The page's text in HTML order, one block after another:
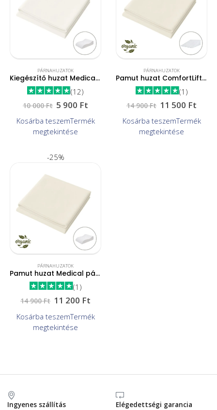
PÁRNAHUZATOK
Kiegészítő huzat Medical párnához
(12)
10 000Ft 5 900 Ft
Kosárba teszemTermék
megtekintése
PÁRNAHUZATOK
Pamut huzat ComfortLift párnához
(1)
14 900Ft 11 500 Ft
Kosárba teszemTermék
megtekintése
-25%
PÁRNAHUZATOK
Pamut huzat Medical párnához
(1)
14 900Ft 11 200 Ft
Kosárba teszemTermék
megtekintése
Ingyenes szállítás Elégedettségi garancia